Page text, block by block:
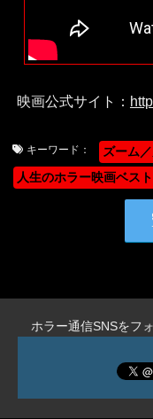
映画公式サイト：
キーワード： ズーム
人生のホラー映画ベス
ホラー通信SNSをフ